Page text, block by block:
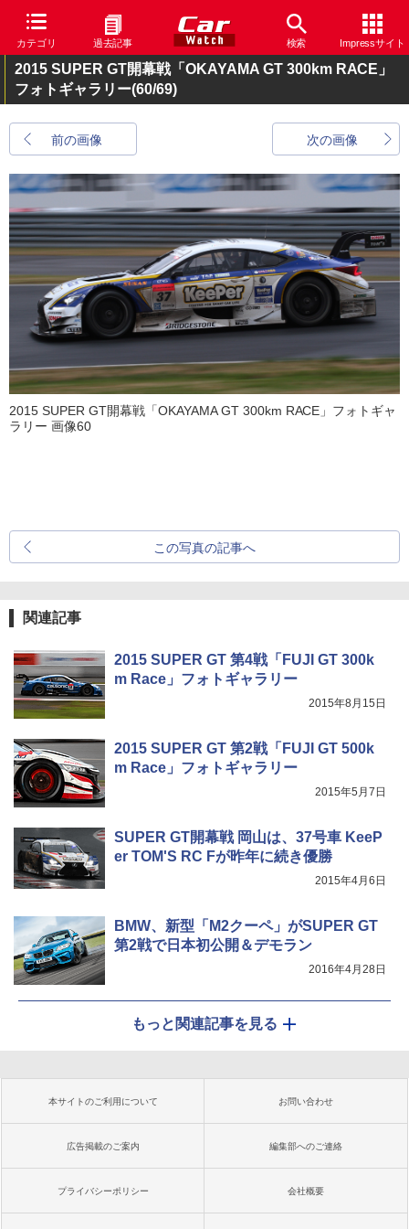
カテゴリ 過去記事 検索 Impressサイト
2015 SUPER GT開幕戦「OKAYAMA GT 300km RACE」
フォトギャラリー(60/69)
前の画像 次の画像
2015 SUPER GT開幕戦「OKAYAMA GT 300km RACE」フォトギャ
ラリー 画像60
この写真の記事へ
関連記事
2015 SUPER GT 第4戦「FUJI GT 300k
m Race」フォトギャラリー
2015年8月15日
2015 SUPER GT 第2戦「FUJI GT 500k
m Race」フォトギャラリー
2015年5月7日
SUPER GT開幕戦 岡山は、37号車 KeeP
er TOM'S RC Fが昨年に続き優勝
2015年4月6日
BMW、新型「M2クーペ」がSUPER GT
第2戦で日本初公開＆デモラン
2016年4月28日
もっと関連記事を見る
本サイトのご利用について お問い合わせ
広告掲載のご案内 編集部へのご連絡
プライバシーポリシー 会社概要